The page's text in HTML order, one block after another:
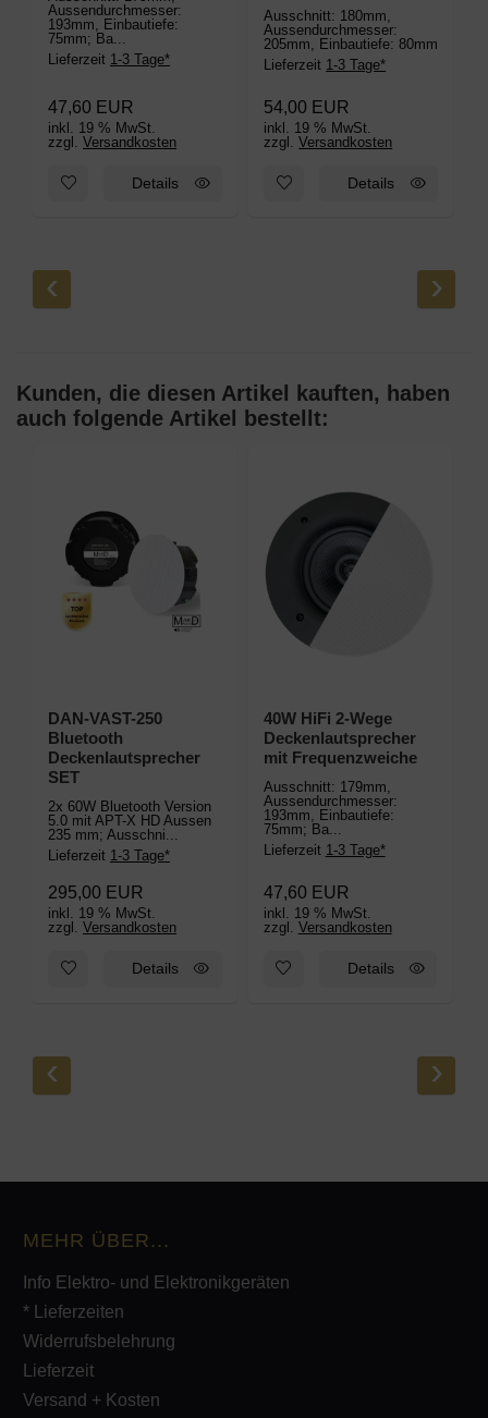
Aussendurchmesser:
193mm, Einbautiefe:
75mm; Ba...
Lieferzeit 1-3 Tage*
47,60 EUR
inkl. 19 % MwSt.
zzgl. Versandkosten
Zum Merkzettel hinzufügen: 40W HiFi 2-Wege
Details
Ausschnitt: 180mm,
Aussendurchmesser:
205mm, Einbautiefe: 80mm
Lieferzeit 1-3 Tage*
54,00 EUR
inkl. 19 % MwSt.
zzgl.Versandkosten
Zum Merkzettel hinzufügen:
Details
‹ ›
Kunden, die diesen Artikel kauften, haben
auch folgende Artikel bestellt:
DAN-VAST-250
Bluetooth
Deckenlautsprecher
SET
2x 60W Bluetooth Version
5.0 mit APT-X HD Aussen
235 mm; Ausschni...
Lieferzeit 1-3 Tage*
295,00 EUR
inkl. 19 % MwSt.
zzgl. Versandkosten
Zum Merkzettel hinzufügen: DAN-VAST-250 Bluetooth
Details
40W HiFi 2-Wege
Deckenlautsprecher
mit Frequenzweiche
Ausschnitt: 179mm,
Aussendurchmesser:
193mm, Einbautiefe:
75mm; Ba...
Lieferzeit 1-3 Tage*
47,60 EUR
inkl. 19 % MwSt.
zzgl. Versandkosten
Zum Merkzettel hinzufügen:
Details
‹ ›
MEHR ÜBER...
Info Elektro- und Elektronikgeräten
* Lieferzeiten
Widerrufsbelehrung
Lieferzeit
Versand + Kosten